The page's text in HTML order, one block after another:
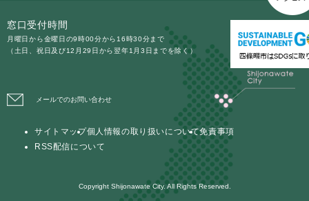
窓口受付時間
月曜日から金曜日の9時00分から16時30分まで
（土日、祝日及び12月29日から翌年1月3日までを除く）
メールでのお問い合わせ
サイトマップ個人情報の取り扱いについて免責事項
RSS配信について
Copyright Shijonawate City. All Rights Reserved.